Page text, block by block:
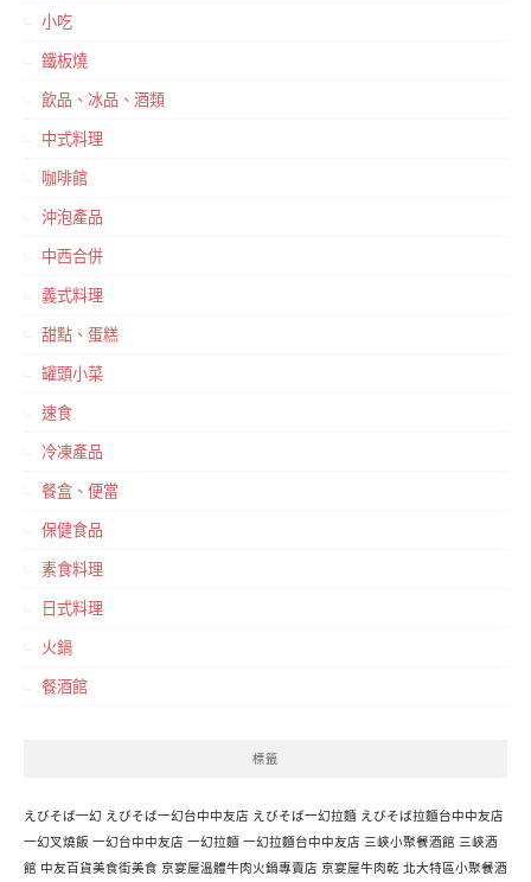
小吃
鐵板燒
飲品、冰品、酒類
中式料理
咖啡館
沖泡產品
中西合併
義式料理
甜點、蛋糕
罐頭小菜
速食
冷凍產品
餐盒、便當
保健食品
素食料理
日式料理
火鍋
餐酒館
標籤
えびそば一幻 えびそば一幻台中中友店 えびそば一幻拉麵 えびそば拉麵台中中友店
一幻叉燒飯 一幻台中中友店 一幻拉麵 一幻拉麵台中中友店 三峽小聚餐酒館 三峽酒
館 中友百貨美食街美食 京宴屋溫體牛肉火鍋專賣店 京宴屋牛肉乾 北大特區小聚餐酒